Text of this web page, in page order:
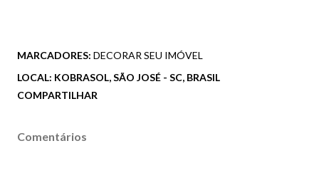
MARCADORES: DECORAR SEU IMÓVEL
LOCAL: KOBRASOL, SÃO JOSÉ - SC, BRASIL
COMPARTILHAR
Comentários